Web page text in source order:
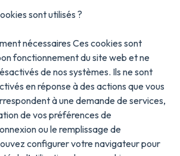
sont utilisés ?
nécessaires Ces cookies sont
fonctionnement du site web et ne
de nos systèmes. Ils ne sont
en réponse à des actions que vous
à une demande de services,
de vos préférences de
ou le remplissage de
configurer votre navigateur pour